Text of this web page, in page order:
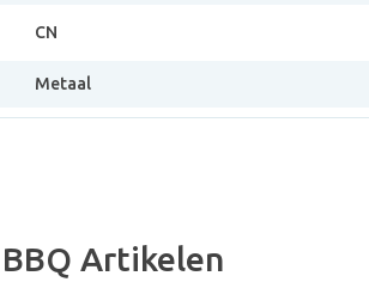
CN
Metaal
Artikelen